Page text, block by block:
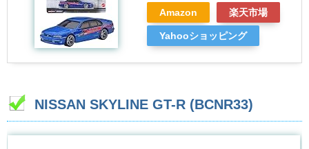
Amazon 楽天市場
Yahooショッピング
NISSAN SKYLINE GT-R (BCNR33)